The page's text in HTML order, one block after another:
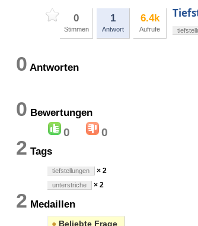
0
Stimmen
1
Antwort
6.4k
Aufrufe
0 Antworten
0 Bewertungen
0 0
2 Tags
tiefstellungen × 2
unterstriche × 2
2 Medaillen
● Beliebte Frage